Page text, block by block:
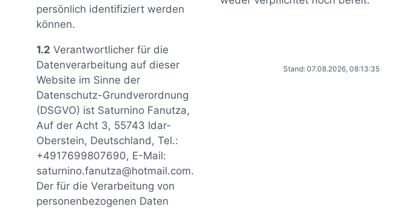
persönlich identifiziert werden
können.
1.2 Verantwortlicher für die
Datenverarbeitung auf dieser
Website im Sinne der
Datenschutz-Grundverordnung
(DSGVO) ist Saturnino Fanutza,
Auf der Acht 3, 55743 Idar-
Oberstein, Deutschland, Tel.:
+4917699807690, E-Mail:
saturnino.fanutza@hotmail.com.
Der für die Verarbeitung von
personenbezogenen Daten
Stand: 07.08.2026, 08:13:35